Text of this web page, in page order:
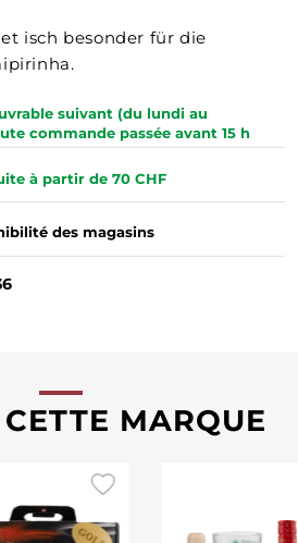
isch besonder für die
suivant (du lundi au
commande passée avant 15 h
à partir de 70 CHF
des magasins
MARQUE